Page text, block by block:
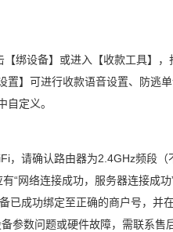
绑设备】或进入【收款工具】
】可进行收款语音设置、防逃
定义。
，请确认路由器为2.4GHz频段
有“网络连接成功，服务器连接成
已成功绑定至正确的商户号，并
参数问题或硬件故障，需联系售后